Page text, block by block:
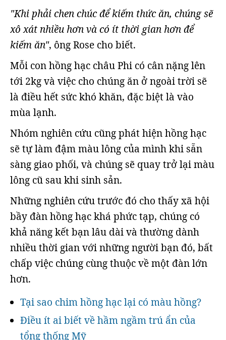
"Khi phải chen chúc để kiếm thức ăn, chúng sẽ
xô xát nhiều hơn và có ít thời gian hơn để
kiếm ăn", ông Rose cho biết.
Mỗi con hồng hạc châu Phi có cân nặng lên
tới 2kg và việc cho chúng ăn ở ngoài trời sẽ
là điều hết sức khó khăn, đặc biệt là vào
mùa lạnh.
Nhóm nghiên cứu cũng phát hiện hồng hạc
sẽ tự làm đậm màu lông của mình khi sẵn
sàng giao phối, và chúng sẽ quay trở lại màu
lông cũ sau khi sinh sản.
Những nghiên cứu trước đó cho thấy xã hội
bầy đàn hồng hạc khá phức tạp, chúng có
khả năng kết bạn lâu dài và thường dành
nhiều thời gian với những người bạn đó, bất
chấp việc chúng cùng thuộc về một đàn lớn
hơn.
Tại sao chim hồng hạc lại có màu hồng?
Điều ít ai biết về hầm ngầm trú ẩn của
tổng thống Mỹ